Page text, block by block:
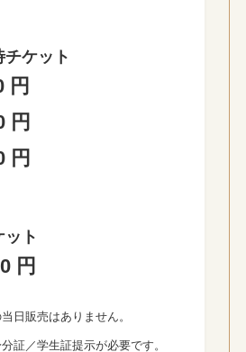
チケット
円
円
円
ット
円
日販売はありません。
証／学生証提示が必要です。